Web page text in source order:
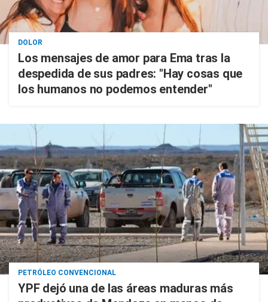
DOLOR
Los mensajes de amor para Ema tras la
despedida de sus padres: "Hay cosas que
los humanos no podemos entender"
PETRÓLEO CONVENCIONAL
YPF dejó una de las áreas maduras más